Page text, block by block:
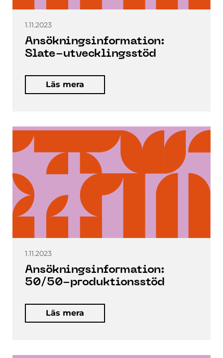
1.11.2023
Ansökningsinformation:
Slate-utvecklingsstöd
Läs mera
1.11.2023
Ansökningsinformation:
50/50-produktionsstöd
Läs mera